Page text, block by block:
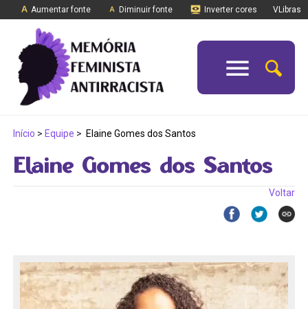
Aumentar fonte Diminuir fonte Inverter cores VLibras
Início > Equipe > Elaine Gomes dos Santos
Elaine Gomes dos Santos
Voltar